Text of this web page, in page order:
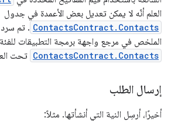
العلم أنّه لا يمكن تعديل بعض الأعمدة في جدول
ContactsContract.Contacts . تم
الملخص في مرجع واجهة برمجة التطبيقات للفئة
ContactsContract.Contacts تحت
إرسال الطلب
أخيرًا، أرسِل النية التي أنشأتها. مثلاً: